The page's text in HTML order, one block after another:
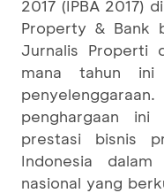
2017 (IPBA 2017)
Property & Bank
Jurnalis Properti
mana tahun ini
penghargaan
prestasi bisnis
Indonesia dalam
nasional yang